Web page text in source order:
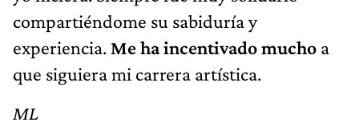
compartiéndome su sabiduría y
experiencia. Me ha incentivado mucho a
que siguiera mi carrera artística.
ML